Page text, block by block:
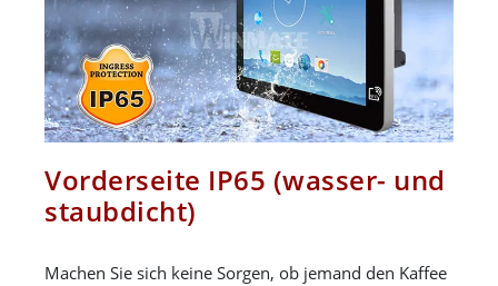
Vorderseite IP65 (wasser- und
staubdicht)
Machen Sie sich keine Sorgen, ob jemand den Kaffee